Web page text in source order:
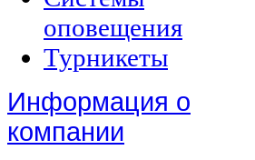
оповещения
Турникеты
Информация о
компании